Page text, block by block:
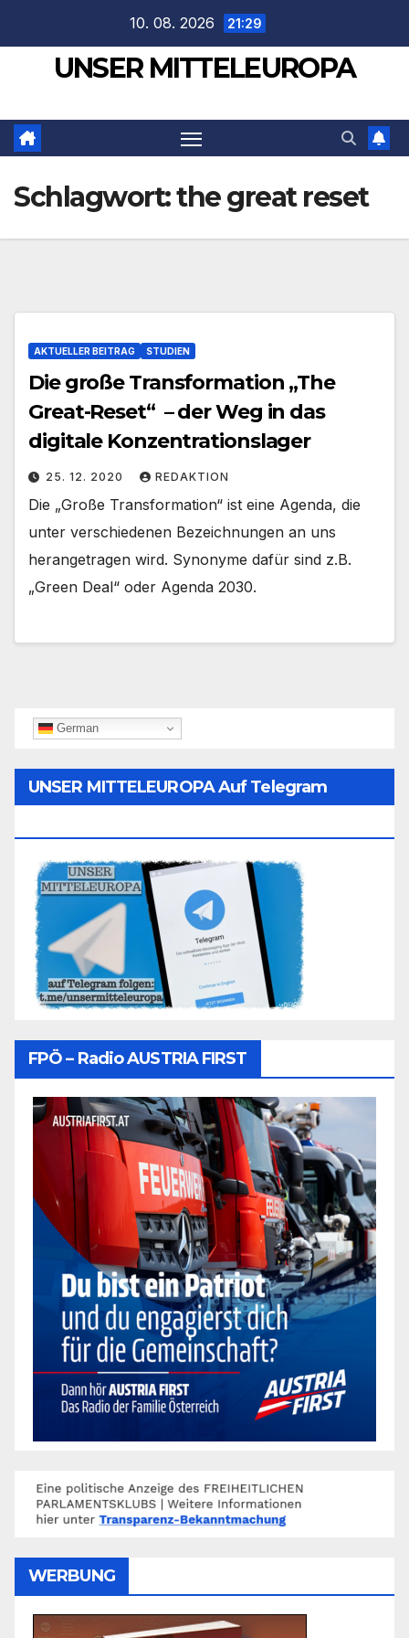
springen
10. 08. 2026 21:29
UNSER MITTELEUROPA
Schlagwort:the great reset
AKTUELLER BEITRAG STUDIEN
Die große Transformation „The
Great-Reset“ – der Weg in das
digitale Konzentrationslager
25. 12. 2020 REDAKTION
Die „Große Transformation“ ist eine Agenda, die
unter verschiedenen Bezeichnungen an uns
herangetragen wird. Synonyme dafür sind z.B.
„Green Deal“ oder Agenda 2030.
German
UNSER MITTELEUROPA Auf Telegram
FPÖ – Radio AUSTRIA FIRST
WERBUNG